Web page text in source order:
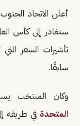
أعلن الاتحاد
تأشيرات السفر
سابقًا.
وكان المنتخب
المتحدة في طريقه